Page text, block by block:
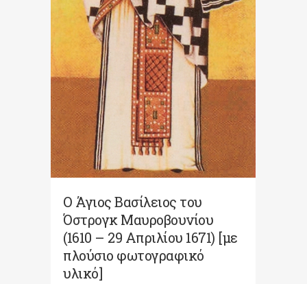
Ο Άγιος Βασίλειος του
Όστρογκ Μαυροβουνίου
(1610 – 29 Απριλίου 1671) [με
πλούσιο φωτογραφικό
υλικό]